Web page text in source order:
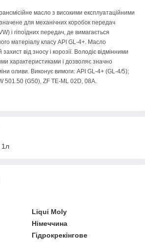
масло з високими експлуатаційними
для механічних коробок передач
і гіпоїдних передач, де вимагається
матеріалу класу API GL-4+. Масло
від зносу і корозії. Володіє відмінними
характеристиками і дозволяє значно
оливи. Виконує вимоги: API GL-4+ (GL-4/5);
501.50 (G50), ZF TE-ML 02D, 08A.
1л
Liqui Moly
Німеччина
Гідрокрекінгове